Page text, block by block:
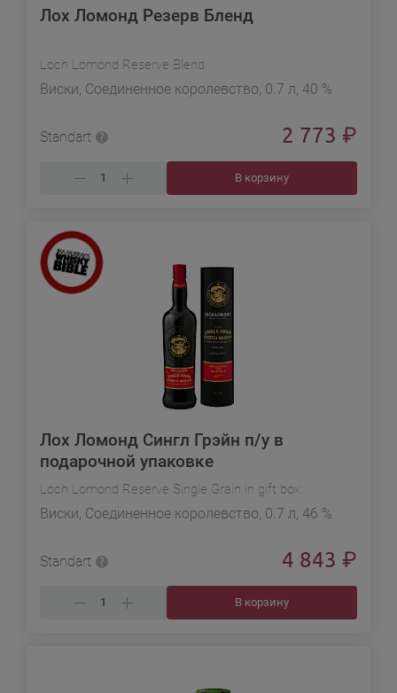
Лох Ломонд Резерв Бленд
Loch Lomond Reserve Blend
Виски, Соединенное королевство, 0.7 л, 40 %
Standart 2 773 ₽
В корзину
Лох Ломонд Сингл Грэйн п/у в
подарочной упаковке
Loch Lomond Reserve Single Grain in gift box
Виски, Соединенное королевство, 0.7 л, 46 %
Standart 4 843 ₽
В корзину